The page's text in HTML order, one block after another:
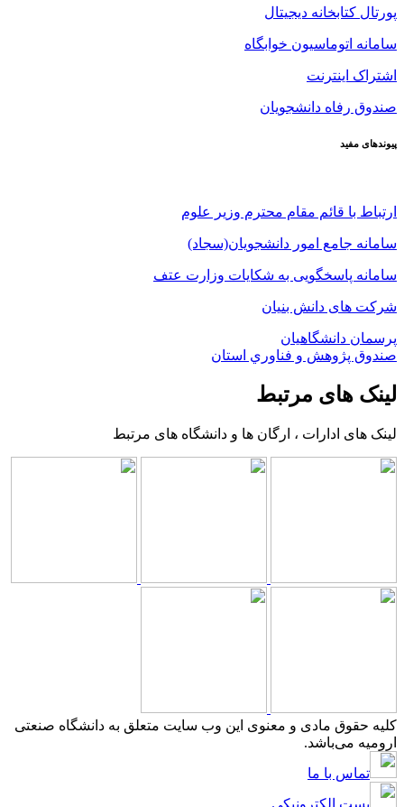
پورتال کتابخانه دیجیتال
سامانه اتوماسیون خوابگاه
اشتراک اینترنت
صندوق رفاه دانشجویان
پیوندهای مفید
ارتباط با قائم مقام محترم وزیر علوم
سامانه جامع امور دانشجویان(سجاد)
سامانه پاسخگویی به شکایات وزارت عتف
شرکت های دانش بنیان
پرسمان دانشگاهیان
صندوق پژوهش و فناوري استان
لینک های مرتبط
لینک های ادارات ، ارگان ها و دانشگاه های مرتبط
کلیه حقوق مادی و معنوی این وب سایت متعلق به دانشگاه صنعتی
ارومیه می‌باشد.
تماس با ما
پست الکترونیکی